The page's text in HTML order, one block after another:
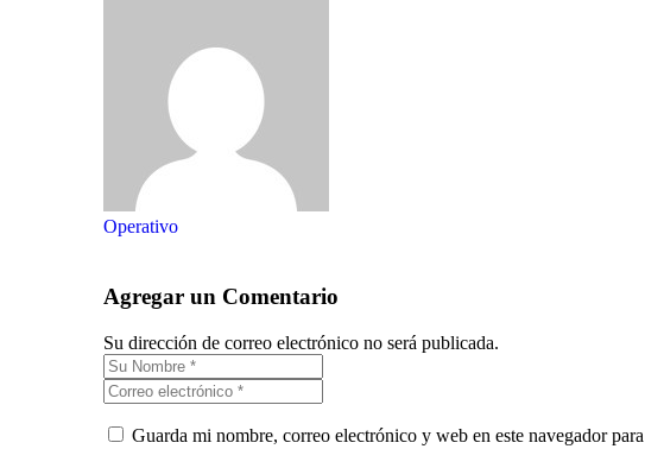
Operativo
Agregar un Comentario
Su dirección de correo electrónico no será publicada.
Guarda mi nombre, correo electrónico y web en este navegador